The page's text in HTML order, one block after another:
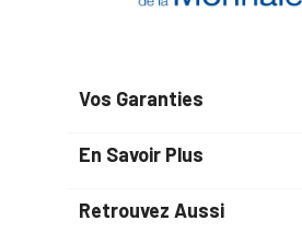
Vos Garanties
En Savoir Plus
Retrouvez Aussi